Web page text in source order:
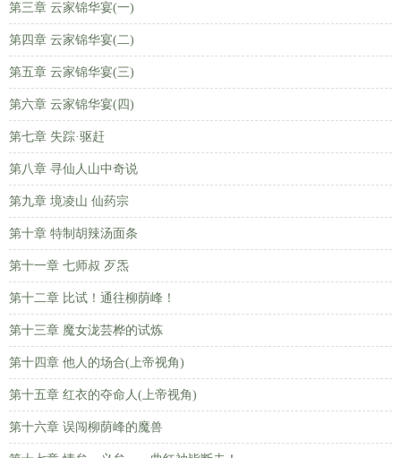
第三章 云家锦华宴(一)
第四章 云家锦华宴(二)
第五章 云家锦华宴(三)
第六章 云家锦华宴(四)
第七章 失踪·驱赶
第八章 寻仙人山中奇说
第九章 境凌山 仙药宗
第十章 特制胡辣汤面条
第十一章 七师叔 歹炁
第十二章 比试！通往柳荫峰！
第十三章 魔女泷芸桦的试炼
第十四章 他人的场合(上帝视角)
第十五章 红衣的夺命人(上帝视角)
第十六章 误闯柳荫峰的魔兽